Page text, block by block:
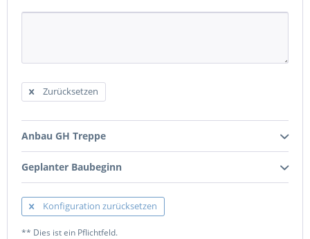
Zurücksetzen
Anbau GH Treppe
Geplanter Baubeginn
Konfiguration zurücksetzen
** Dies ist ein Pflichtfeld.